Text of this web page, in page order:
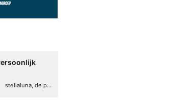
stellaluna, de punt (drenthe)